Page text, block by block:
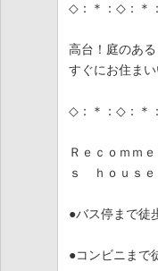
◇：＊：◇：＊
高台！庭のある
すぐにお住まい
◇：＊：◇：＊
Ｒｅｃｏｍｍ
ｓ ｈｏｕｓｅ
●バス停まで徒
●コンビニまで